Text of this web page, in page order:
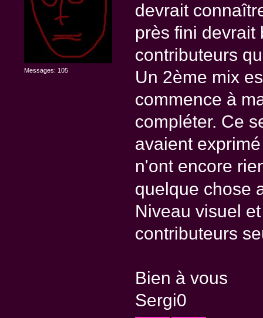
Messages: 105
devrait
près fini devrait
contributeurs
Un 2ème mix
commence à
compléter. Ce
avaient
n'ont encore
quelque chose
Niveau visuel
contributeurs
Bien à vous
Sergi0